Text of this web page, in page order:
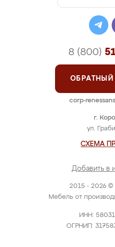
2015 - 2026 ©
Мебель от
ИНН:
ОГРНИП:
г.
ул.
СХЕМА
Добавить в
8 (800)
corp-